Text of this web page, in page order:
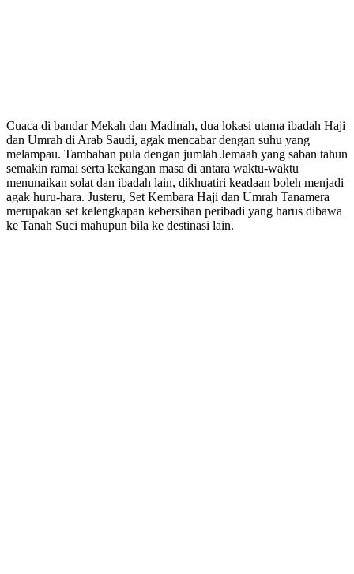
Cuaca di bandar Mekah dan Madinah, dua lokasi utama ibadah Haji
dan Umrah di Arab Saudi, agak mencabar dengan suhu yang
melampau. Tambahan pula dengan jumlah Jemaah yang saban tahun
semakin ramai serta kekangan masa di antara waktu-waktu
menunaikan solat dan ibadah lain, dikhuatiri keadaan boleh menjadi
agak huru-hara. Justeru, Set Kembara Haji dan Umrah Tanamera
merupakan set kelengkapan kebersihan peribadi yang harus dibawa
ke Tanah Suci mahupun bila ke destinasi lain.